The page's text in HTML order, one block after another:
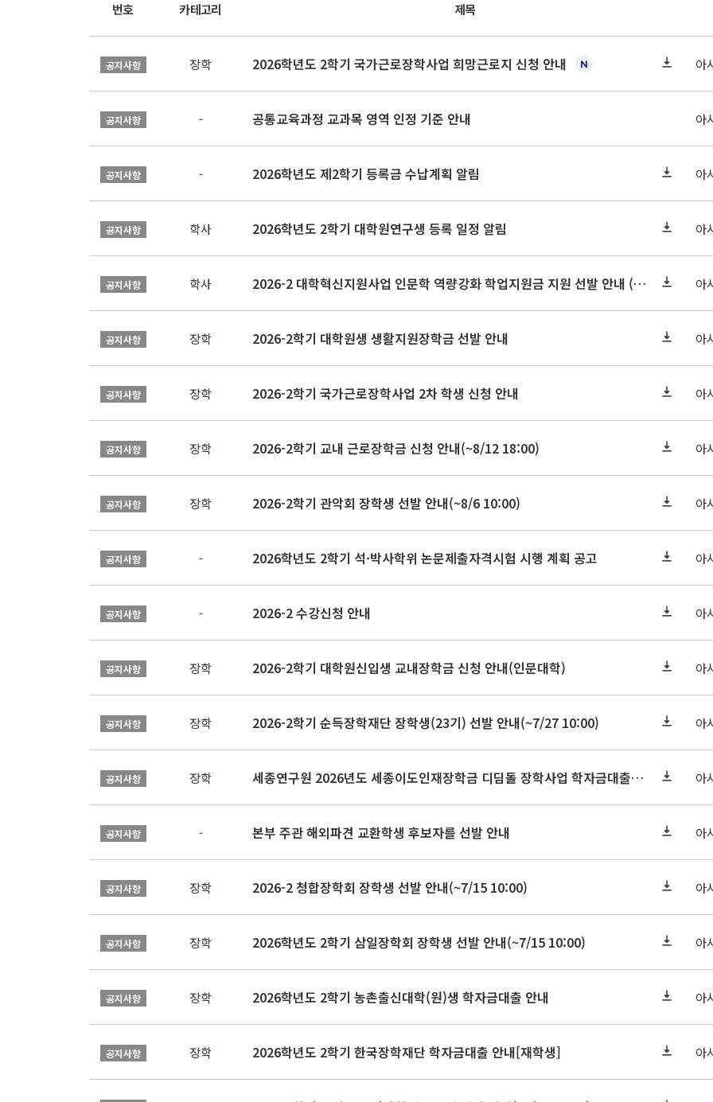
번호 카테고리 제목
공지사항 장학 2026학년도 2학기 국가근로장학사업 희망근로지 신청 안내 아
공지사항 - 공통교육과정 교과목 영역 인정 기준 안내 아
공지사항 - 2026학년도 제2학기 등록금 수납계획 알림 아
공지사항 학사 2026학년도 2학기 대학원연구생 등록 일정 알림 아
공지사항 학사 2026-2 대학혁신지원사업 인문학 역량강화 학업지원금 지원 선발 안내 (학/석/박사) 아
공지사항 장학 2026-2학기 대학원생 생활지원장학금 선발 안내 아
공지사항 장학 2026-2학기 국가근로장학사업 2차 학생 신청 안내 아
공지사항 장학 2026-2학기 교내 근로장학금 신청 안내(~8/12 18:00) 아
공지사항 장학 2026-2학기 관악회 장학생 선발 안내(~8/6 10:00) 아
공지사항 - 2026학년도 2학기 석·박사학위 논문제출자격시험 시행 계획 공고 아
공지사항 - 2026-2 수강신청 안내 아
공지사항 장학 2026-2학기 대학원신입생 교내장학금 신청 안내(인문대학) 아
공지사항 장학 2026-2학기 순득장학재단 장학생(23기) 선발 안내(~7/27 10:00) 아
공지사항 장학 세종연구원 2026년도 세종이도인재장학금 디딤돌 장학사업 학자금대출 관련분야(원금상환, 이자지원) 신청 사업 안내 아
공지사항 - 본부 주관 해외파견 교환학생 후보자를 선발 안내 아
공지사항 장학 2026-2 청합장학회 장학생 선발 안내(~7/15 10:00) 아
공지사항 장학 2026학년도 2학기 삼일장학회 장학생 선발 안내(~7/15 10:00) 아
공지사항 장학 2026학년도 2학기 농촌출신대학(원)생 학자금대출 안내 아
공지사항 장학 2026학년도 2학기 한국장학재단 학자금대출 안내[재학생] 아